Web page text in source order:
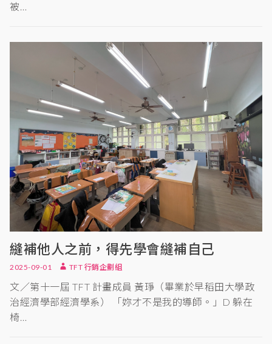
被…
縫補他人之前，得先學會縫補自己
2025-09-01 TFT 行銷企劃組
文／第十一屆 TFT 計畫成員 黃琤（畢業於早稻田大學政
治經濟學部經濟學系） 「妳才不是我的導師。」D 躲在
椅…